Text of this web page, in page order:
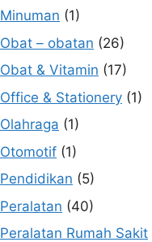
Minuman (1)
Obat – obatan (26)
Obat & Vitamin (17)
Office & Stationery (1)
Olahraga (1)
Otomotif (1)
Pendidikan (5)
Peralatan (40)
Peralatan Rumah Sakit